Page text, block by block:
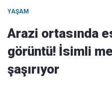
YAŞAM
Arazi ortasında
görüntü! İsimli
şaşırıyor